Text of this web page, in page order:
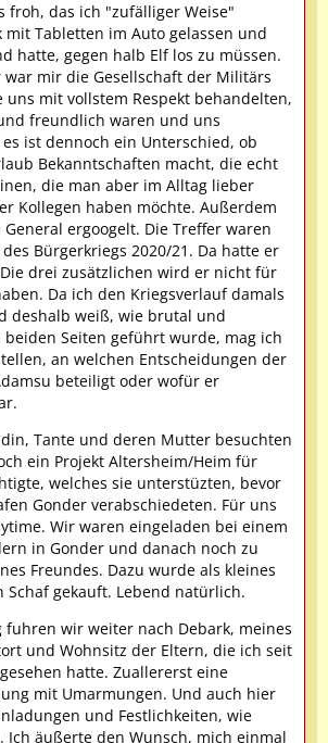
froh, das ich "zufälliger Weise"
mit Tabletten im Auto gelassen und
hatte, gegen halb Elf los zu müssen.
war mir die Gesellschaft der Militärs
uns mit vollstem Respekt behandelten,
freundlich waren und uns
ist dennoch ein Unterschied, ob
Bekanntschaften macht, die echt
die man aber im Alltag lieber
Kollegen haben möchte. Außerdem
ergoogelt. Die Treffer waren
Bürgerkriegs 2020/21. Da hatte er
drei zusätzlichen wird er nicht für
Da ich den Kriegsverlauf damals
deshalb weiß, wie brutal und
Seiten geführt wurde, mag ich
an welchen Entscheidungen der
beteiligt oder wofür er
Tante und deren Mutter besuchten
ein Projekt Altersheim/Heim für
welches sie unterstüzten, bevor
Gonder verabschiedeten. Für uns
Wir waren eingeladen bei einem
in Gonder und danach noch zu
Freundes. Dazu wurde als kleines
Schaf gekauft. Lebend natürlich.
fuhren wir weiter nach Debark, meines
und Wohnsitz der Eltern, die ich seit
hatte. Zuallererst eine
mit Umarmungen. Und auch hier
und Festlichkeiten, wie
Ich äußerte den Wunsch, mich einmal